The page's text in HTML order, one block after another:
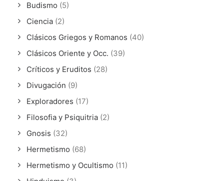
Budismo (5)
Ciencia (2)
Clásicos Griegos y Romanos (40)
Clásicos Oriente y Occ. (39)
Críticos y Eruditos (28)
Divugación (9)
Exploradores (17)
Filosofia y Psiquitria (2)
Gnosis (32)
Hermetismo (68)
Hermetismo y Ocultismo (11)